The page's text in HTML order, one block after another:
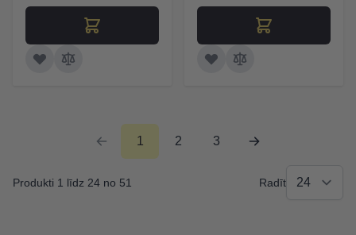
1 2 3
Produkti 1 līdz 24 no 51 Radīt